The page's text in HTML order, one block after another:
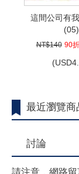
這間公司有
(05)
NT$140 90
(USD
最近瀏覽商
討論